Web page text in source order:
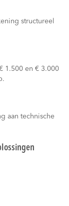
structureel
1.500 en € 3.000
aan technische